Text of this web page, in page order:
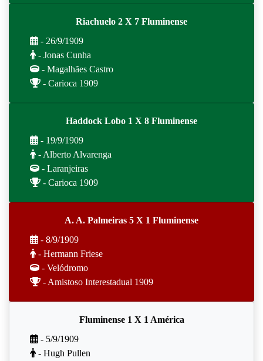
Riachuelo 2 X 7 Fluminense
- 26/9/1909
- Jonas Cunha
- Magalhães Castro
- Carioca 1909
Haddock Lobo 1 X 8 Fluminense
- 19/9/1909
- Alberto Alvarenga
- Laranjeiras
- Carioca 1909
A. A. Palmeiras 5 X 1 Fluminense
- 8/9/1909
- Hermann Friese
- Velódromo
- Amistoso Interestadual 1909
Fluminense 1 X 1 América
- 5/9/1909
- Hugh Pullen